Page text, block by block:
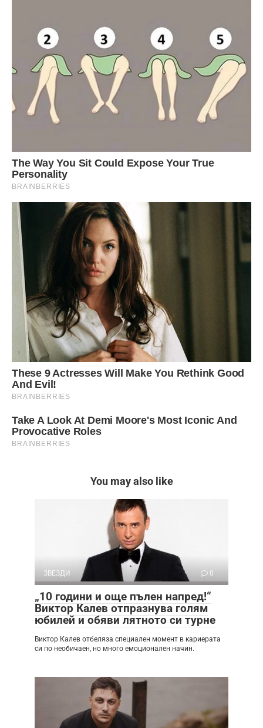
You may also like
ЗВЕЗДИ 0
„10 години и още пълен напред!“
Виктор Калев отпразнува голям
юбилей и обяви лятното си турне
Виктор Калев отбеляза специален момент в кариерата
си по необичаен, но много емоционален начин.